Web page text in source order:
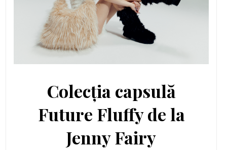
Colecția capsulă
Future Fluffy de la
Jenny Fairy